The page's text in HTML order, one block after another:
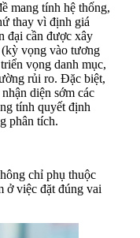
mang tính hệ thống,
thay vì định giá
đại cần được xây
vọng vào tương
vọng danh mục,
rủi ro. Đặc biệt,
diện sớm các
tính quyết định
phân tích.
chỉ phụ thuộc
ở việc đặt đúng vai